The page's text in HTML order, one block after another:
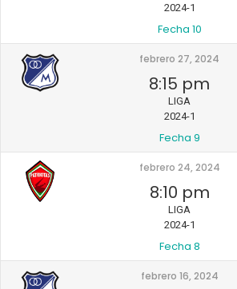
2024-1
Fecha 10
febrero 27, 2024
8:15 pm
LIGA
2024-1
Fecha 9
febrero 24, 2024
8:10 pm
LIGA
2024-1
Fecha 8
febrero 16, 2024